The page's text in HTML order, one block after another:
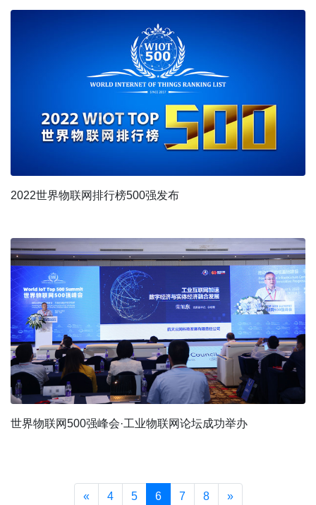
2022世界物联网排行榜500强发布
世界物联网500强峰会·工业物联网论坛成功举办
« 4 5 6 7 8 »